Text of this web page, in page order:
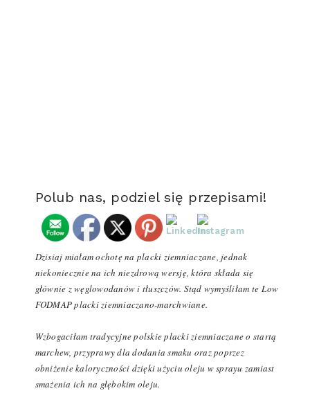
Polub nas, podziel się przepisami!
Dzisiaj miałam ochotę na placki ziemniaczane, jednak
niekoniecznie na ich niezdrową wersję, która składa się
głównie z węglowodanów i tłuszczów. Stąd wymyśliłam te Low
FODMAP placki ziemniaczano-marchwiane.
Wzbogaciłam tradycyjne polskie placki ziemniaczane o startą
marchew, przyprawy dla dodania smaku oraz poprzez
obniżenie kaloryczności dzięki użyciu oleju w sprayu zamiast
smażenia ich na głębokim oleju.